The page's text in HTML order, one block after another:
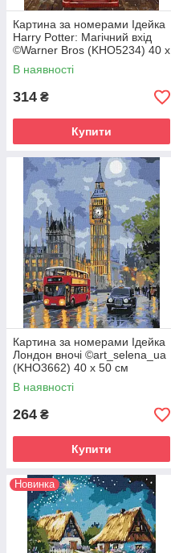
Картина за номерами Ідейка
Harry Potter: Магічний вхід
©Warner Bros (KHO5234) 40 х
50 см
В наявності
314 ₴
Купити
Картина за номерами Ідейка
Лондон вночі ©art_selena_ua
(KHO3662) 40 х 50 см
В наявності
264 ₴
Купити
Новинка